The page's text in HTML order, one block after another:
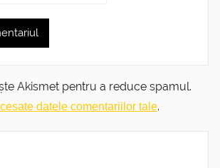
Akismet pentru a reduce spamul.
datele comentariilor tale.